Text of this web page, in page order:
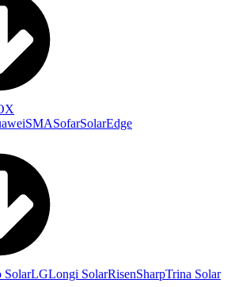
SMASofarSolarEdge
SolarLGLongi SolarRisenSharpTrina Solar